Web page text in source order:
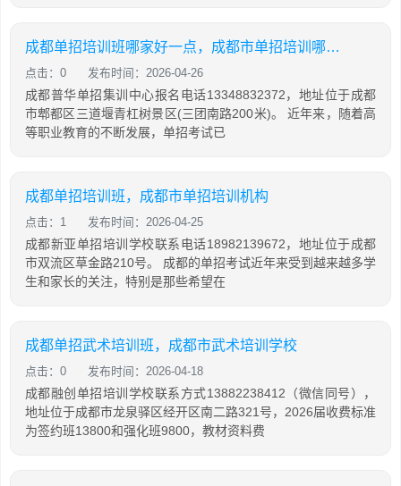
成都单招培训班哪家好一点，成都市单招培训哪家好
点击：0 发布时间：2026-04-26
成都普华单招集训中心报名电话13348832372，地址位于成都
市郫都区三道堰青杠树景区(三团南路200米)。 近年来，随着高
等职业教育的不断发展，单招考试已
成都单招培训班，成都市单招培训机构
点击：1 发布时间：2026-04-25
成都新亚单招培训学校联系电话18982139672，地址位于成都
市双流区草金路210号。 成都的单招考试近年来受到越来越多学
生和家长的关注，特别是那些希望在
成都单招武术培训班，成都市武术培训学校
点击：0 发布时间：2026-04-18
成都融创单招培训学校联系方式13882238412（微信同号），
地址位于成都市龙泉驿区经开区南二路321号，2026届收费标准
为签约班13800和强化班9800，教材资料费